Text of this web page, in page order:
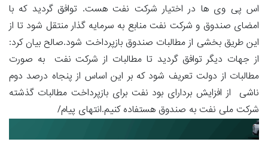
اس پی وی ها در اختیار شرکت نفت هست. توافق گردید که با
امضای صندوق و شرکت نفت منابع به سرمایه گذار منتقل شود تا از
این طریق بخشی از مطالبات صندوق بازپرداخت شود.صالح بیان کرد:
از جهات دیگر توافق گردید تا مطالبات از شرکت نفت به صورت
مطالبات از دولت تعریف شود که بر این اساس از پنجاه درصد دوم
ناشی از افزایش بردارای بود نفت برای بازپرداخت مطالبات گذشته
شرکت ملی نفت به صندوق هستفاده کنیم.انتهای پیام/